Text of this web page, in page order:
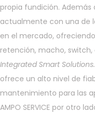
propia fundición. Además
actualmente con una de
en el mercado,
retención, macho,
Integrated Smart Solutions.
ofrece un alto nivel de
mantenimiento para las
AMPO SERVICE por otro